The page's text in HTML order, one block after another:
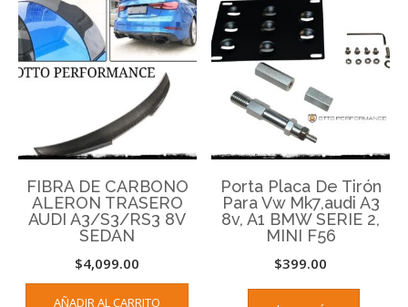
FIBRA DE CARBONO
ALERON TRASERO
AUDI A3/S3/RS3 8V
SEDAN
$4,099.00
AÑADIR AL CARRITO
Porta Placa De Tirón
Para Vw Mk7,audi A3
8v, A1 BMW SERIE 2,
MINI F56
$399.00